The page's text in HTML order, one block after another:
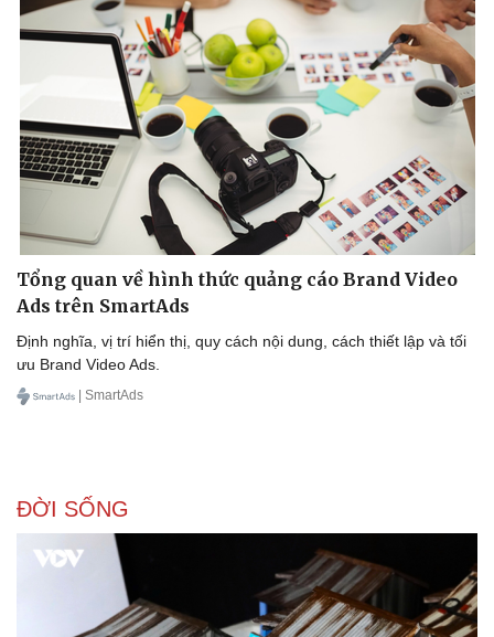
Thể thao
Bóng đá
Lịch thi đấu bóng đá
Thế giới thể thao
eSports
Ô tô - Xe máy
Ô tô
Tư vấn
Tổng quan về hình thức quảng cáo Brand Video
Ads trên SmartAds
Định nghĩa, vị trí hiển thị, quy cách nội dung, cách thiết lập và tối
ưu Brand Video Ads.
| SmartAds
ĐỜI SỐNG